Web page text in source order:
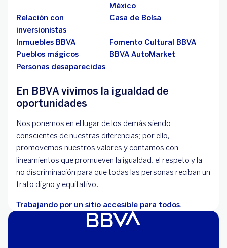
México
Relación con
inversionistas
Casa de Bolsa
Inmuebles BBVA
Fomento Cultural BBVA
Pueblos mágicos
BBVA AutoMarket
Personas desaparecidas
En BBVA vivimos la igualdad de
oportunidades
Nos ponemos en el lugar de los demás siendo
conscientes de nuestras diferencias; por ello,
promovemos nuestros valores y contamos con
lineamientos que promueven la igualdad, el respeto y la
no discriminación para que todas las personas reciban un
trato digno y equitativo.
Trabajando por un sitio accesible para todos.